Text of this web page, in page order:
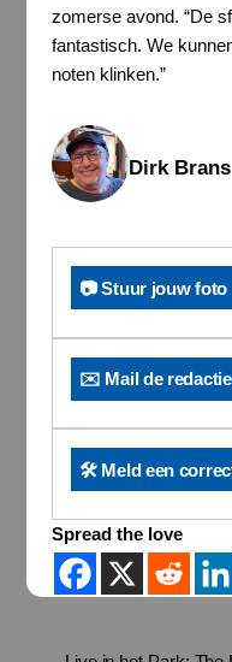
zomerse avond. “De
fantastisch. We
noten klinken.”
Dirk Brans
📷 Stuur jouw foto
✉️ Mail de redactie
🛠️ Meld een
Spread the love